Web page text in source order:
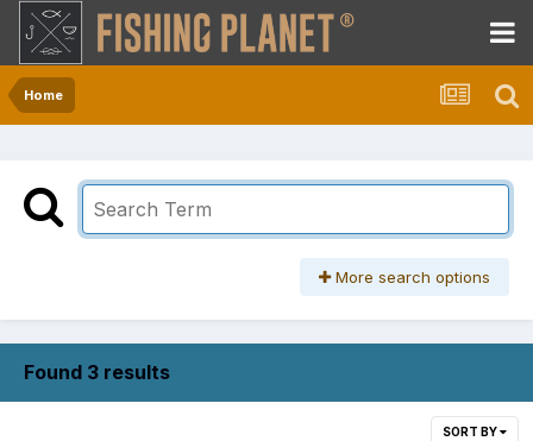
Home
More search options
Found 3 results
SORT BY